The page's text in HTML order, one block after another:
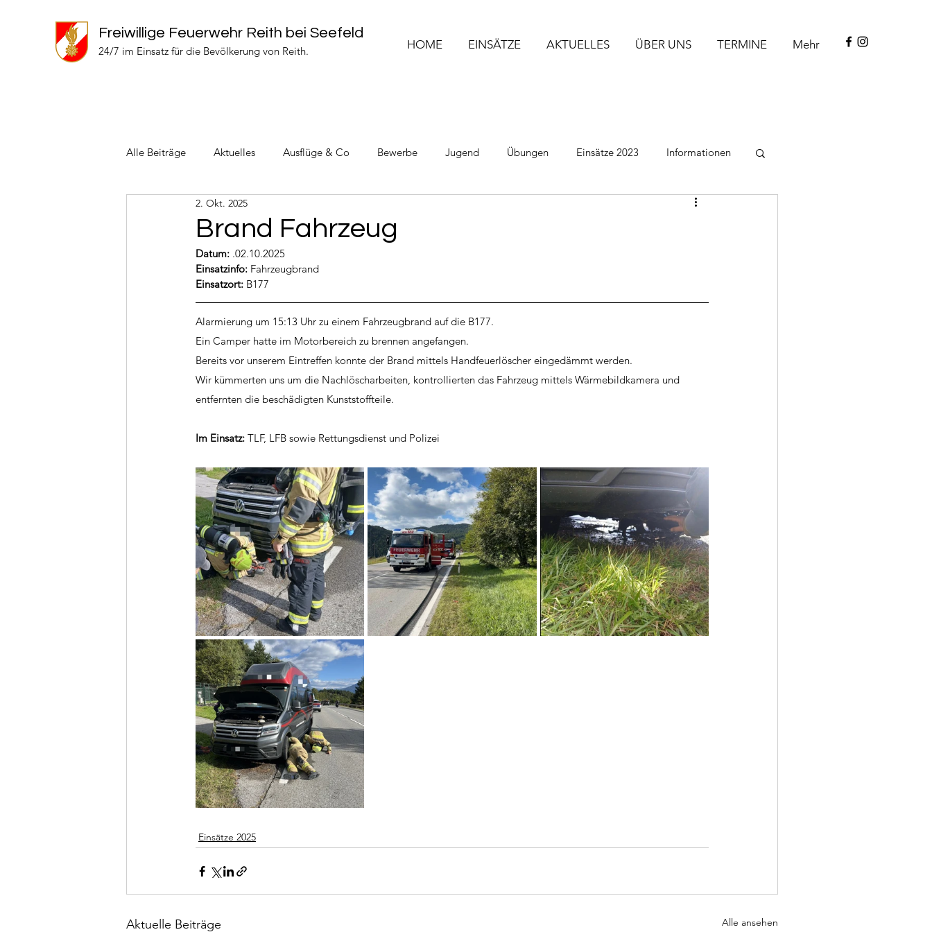
Freiwillige Feuerwehr Reith bei Seefeld
24/7 im Einsatz für die Bevölkerung von Reith. HOME EINSÄTZE AKTUELLES ÜBER UNS TERMINE Mehr
Alle Beiträge Aktuelles Ausflüge & Co Bewerbe Jugend Übungen Einsätze 2023 Informationen
Einsätze 2024 Einsätze 2022
Brand Fahrzeug
2. Okt. 2025
Datum: .02.10.2025
Einsatzinfo: Fahrzeugbrand
Einsatzort: B177
Alarmierung um 15:13 Uhr zu einem Fahrzeugbrand auf die B177.
Ein Camper hatte im Motorbereich zu brennen angefangen.
Bereits vor unserem Eintreffen konnte der Brand mittels Handfeuerlöscher eingedämmt werden.
Wir kümmerten uns um die Nachlöscharbeiten, kontrollierten das Fahrzeug mittels Wärmebildkamera und
entfernten die beschädigten Kunststoffteile.
Im Einsatz: TLF, LFB sowie Rettungsdienst und Polizei
Einsätze 2025
Aktuelle Beiträge Alle ansehen